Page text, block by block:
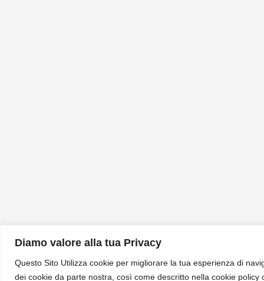
Diamo valore alla tua Privacy
Questo Sito Utilizza cookie per migliorare la tua esperienza di
dei cookie da parte nostra, così come descritto nella cookie policy